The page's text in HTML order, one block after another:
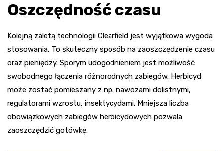
Oszczędność czasu
Kolejną zaletą technologii Clearfield jest wyjątkowa wygoda
stosowania. To skuteczny sposób na zaoszczędzenie czasu
oraz pieniędzy. Sporym udogodnieniem jest możliwość
swobodnego łączenia różnorodnych zabiegów. Herbicyd
może zostać pomieszany z np. nawozami dolistnymi,
regulatorami wzrostu, insektycydami. Mniejsza liczba
obowiązkowych zabiegów herbicydowych pozwala
zaoszczędzić gotówkę.